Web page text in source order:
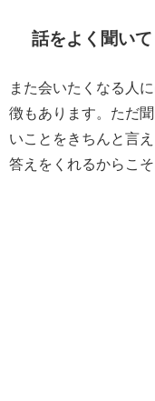
話をよく聞い
また会いたくなる人
徴もあります。ただ
いことをきちんと言
答えをくれるからこ